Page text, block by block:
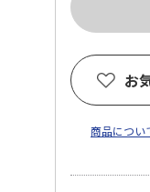
お
商品につい